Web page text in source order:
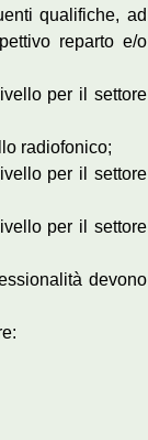
qualifiche, ad
reparto e/o
per il settore
radiofonico;
per il settore
per il settore
devono